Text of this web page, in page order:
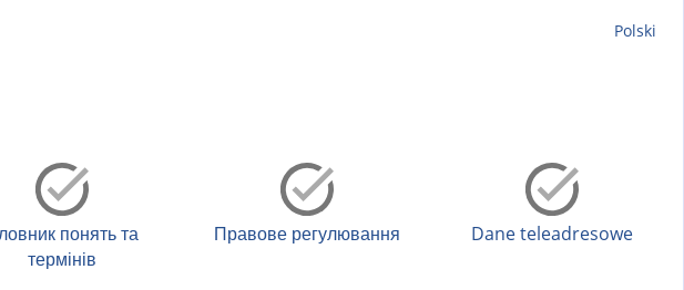
Polski
понять та
термінів
Правове регулювання Dane teleadresowe